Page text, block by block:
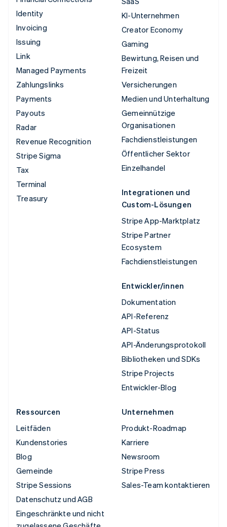
Identity
Invoicing
Issuing
Link
Managed Payments
Zahlungslinks
Payments
Payouts
Radar
Revenue Recognition
Stripe Sigma
Tax
Terminal
Treasury
KI-Unternehmen
Creator Economy
Gaming
Bewirtung, Reisen und
Freizeit
Versicherungen
Medien und Unterhaltung
Gemeinnützige
Organisationen
Fachdienstleistungen
Öffentlicher Sektor
Einzelhandel
Integrationen und
Custom-Lösungen
Stripe App-Marktplatz
Stripe Partner
Ecosystem
Fachdienstleistungen
Entwickler/innen
Dokumentation
API-Referenz
API-Status
API-Änderungsprotokoll
Bibliotheken und SDKs
Stripe Projects
Entwickler-Blog
Ressourcen
Leitfäden
Kundenstories
Blog
Gemeinde
Stripe Sessions
Datenschutz und AGB
Eingeschränkte und nicht
Unternehmen
Produkt-Roadmap
Karriere
Newsroom
Stripe Press
Sales-Team kontaktieren